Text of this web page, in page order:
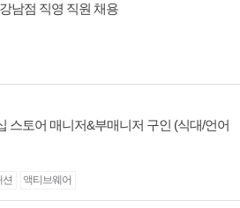
남점 직영 직원 채용
스토어 매니저&부매니저 구인 (식대/언어
션 액티브웨어